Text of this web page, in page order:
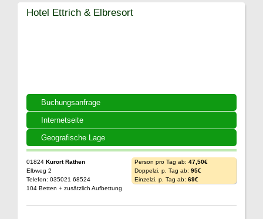
Buchungsanfrage
Internetseite
Geografische Lage
Hotel Ettrich & Elbresort
01824 Kurort Rathen
Elbweg 2
Telefon: 035021 68524
104 Betten + zusätzlich Aufbettung
Person pro Tag ab: 47,50€
Doppelzi. p. Tag ab: 95€
Einzelzi. p. Tag ab: 69€